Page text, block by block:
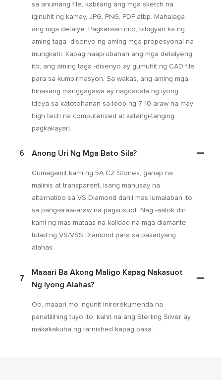
sa anumang file, kabilang ang mga sketch na
iginuhit ng kamay, JPG, PNG, PDF atbp. Mahalaga
ang mga detalye. Pagkaraan nito, bibigyan ka ng
aming taga -disenyo ng aming mga propesyonal na
mungkahi. Kapag naaprubahan ang mga detalyeng
ito, ang aming taga -disenyo ay gumuhit ng CAD file
para sa kumpirmasyon. Sa wakas, ang aming mga
bihasang manggagawa ay nagdadala ng iyong
ideya sa katotohanan sa loob ng 7-10 araw na may
high tech na computerized at katangi-tanging
pagkakayari.
6 Anong Uri Ng Mga Bato Sila?
Gumagamit kami ng 5A CZ Stones, ganap na
malinis at transparent, isang mahusay na
alternatibo sa VS Diamond dahil mas lumalaban ito
sa pang-araw-araw na pagsusuot. Nag -aalok din
kami ng mas mataas na kalidad na mga diamante
tulad ng VS/VSS Diamond para sa pasadyang
alahas.
7
Maaari Ba Akong Maligo Kapag Nakasuot
Ng Iyong Alahas?
Oo, maaari mo, ngunit inirerekumenda na
panatilihing tuyo ito, kahit na ang Sterling Silver ay
makakakuha ng tarnished kapag basa.